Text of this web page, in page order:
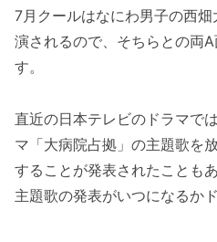
7月クールはなにわ男子の西
演されるので、そちらとの両
す。
直近の日本テレビのドラマで
マ「大病院占拠」の主題歌を
することが発表されたこともあ
主題歌の発表がいつになるか